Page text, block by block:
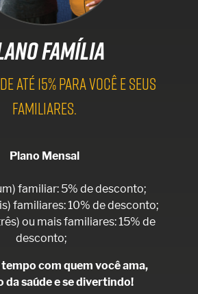
FAMÍLIA
ATÉ 15% PARA VOCÊ E SEUS
FAMILIARES.
Plano Mensal
familiar: 5% de desconto;
familiares: 10% de desconto;
ou mais familiares: 15% de
desconto;
tempo com quem você ama,
da saúde e se divertindo!